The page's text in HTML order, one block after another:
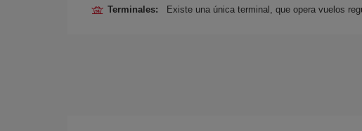
Terminales: Existe una única terminal, que opera vuelos